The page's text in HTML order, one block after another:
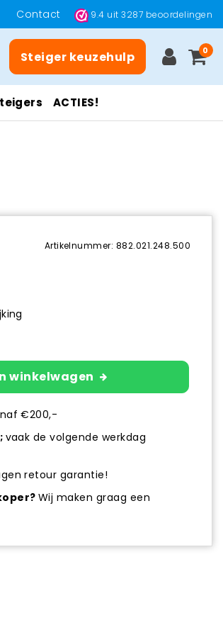
Contact 9.4 uit3287 beoordelingen
Steiger keuzehulp 0
ACTIES!
Artikelnummer: 882.021.248.500
winkelwagen
€200,-
vaak de volgende werkdag
retour garantie!
Wij maken graag een